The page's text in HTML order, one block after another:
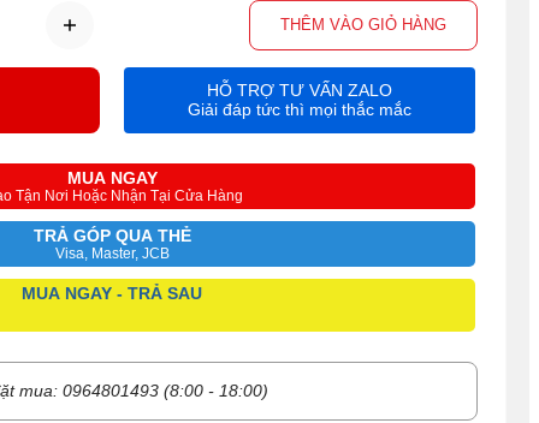
THÊM VÀO GIỎ HÀNG
MUA NGAY
Tận Nơi Hoặc Nhận Tại Cửa Hàng
TRẢ GÓP QUA THẺ
Visa, Master, JCB
MUA NGAY - TRẢ SAU
mua: 0964801493 (8:00 - 18:00)
HỖ TRỢ TƯ VẤN ZALO
Giải đáp tức thì mọi thắc mắc